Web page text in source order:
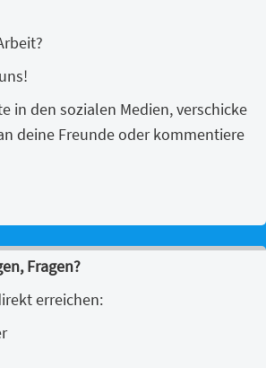
in den sozialen Medien, verschicke
deine Freunde oder kommentiere
Fragen?
erreichen: